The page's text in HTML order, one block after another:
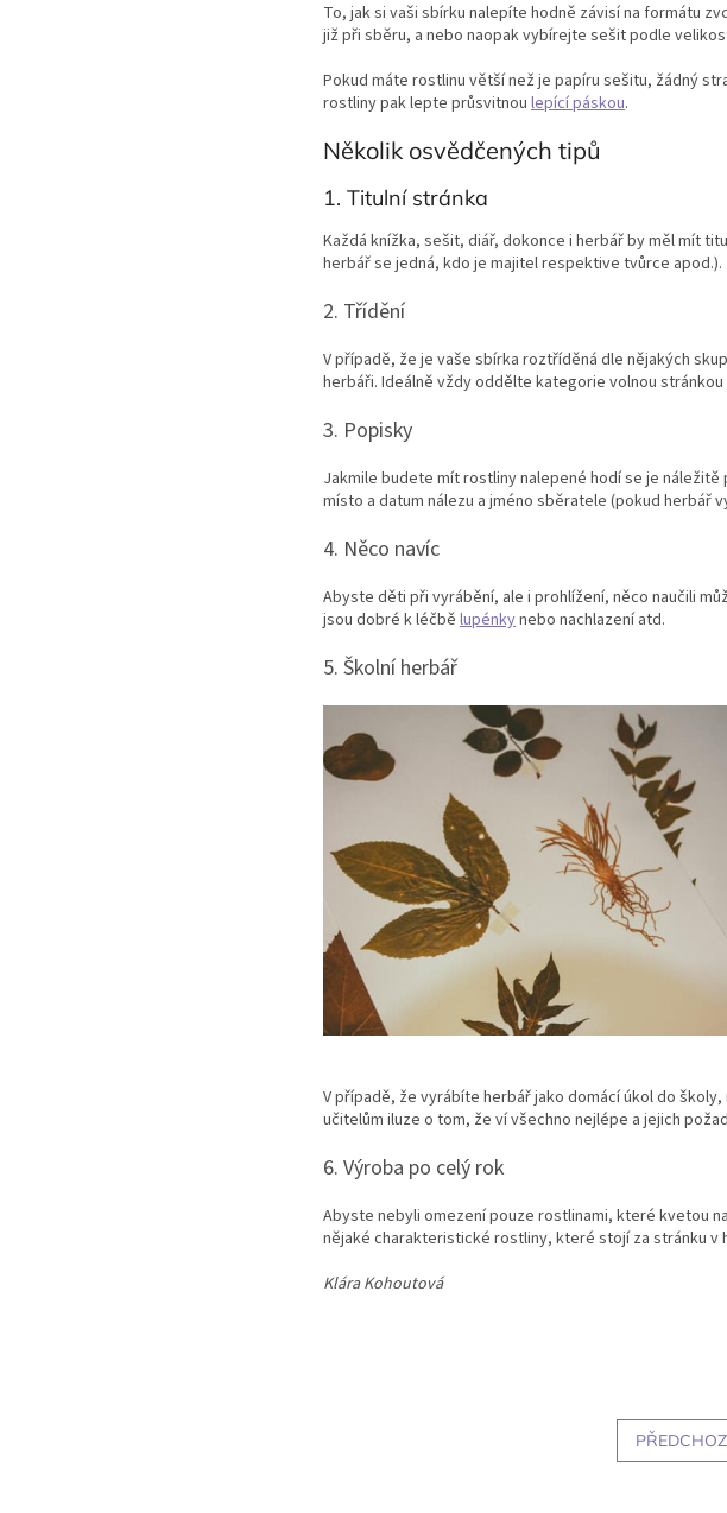
To, jak si vaši sbírku nalepíte hodně závisí na formátu
již při sběru, a nebo naopak vybírejte sešit podle
Pokud máte rostlinu větší než je papíru sešitu, žádný
rostliny pak lepte průsvitnou lepící páskou.
Několik osvědčených tipů
1. Titulní stránka
Každá knížka, sešit, diář, dokonce i herbář by měl mít
herbář se jedná, kdo je majitel respektive tvůrce apod.).
2. Třídění
V případě, že je vaše sbírka roztříděná dle nějakých
herbáři. Ideálně vždy oddělte kategorie volnou
3. Popisky
Jakmile budete mít rostliny nalepené hodí se je
místo a datum nálezu a jméno sběratele (pokud herbář
4. Něco navíc
Abyste děti při vyrábění, ale i prohlížení, něco naučili
jsou dobré k léčbě lupénkynebo nachlazení atd.
5. Školní herbář
V případě, že vyrábíte herbář jako domácí úkol do
učitelům iluze o tom, že ví všechno nejlépe a jejich
6. Výroba po celý rok
Abyste nebyli omezení pouze rostlinami, které kvetou
nějaké charakteristické rostliny, které stojí za stránku
Klára Kohoutová